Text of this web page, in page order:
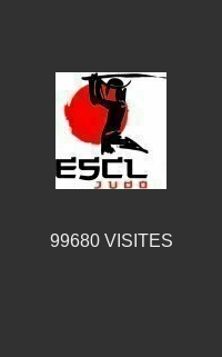
99680VISITES